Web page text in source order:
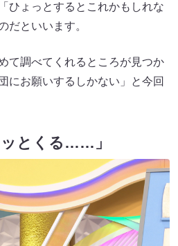
ひょっとするとこれかもしれな
だといいます。
て調べてくれるところが見つか
にお願いするしかない」と今回
とくる……」